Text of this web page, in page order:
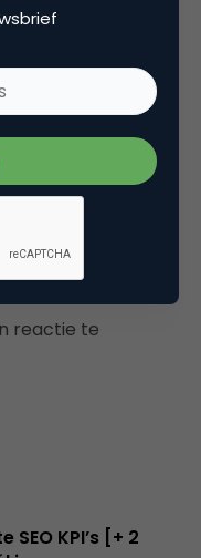
2000 al wel
in Nederland.
in mijn
reactie te
KPI’s [+ 2